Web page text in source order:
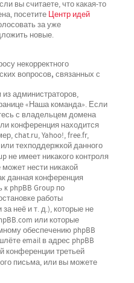
вы считаете, что какая-то
посетите Центр идей
за уже
новые.
некорректного
вопросов, связанных с
администраторов,
«Наша команда». Если
с владельцем домена
конференция находится
chat.ru, Yahoo!, free.fr,
техподдержкой данного
не имеет никакого контроля
нести никакой
данная конференция
phpBB Group по
работы
неё и т. д.), которые не
или которые
обеспечению phpBB
email в адрес phpBB
конференциитретьей
письма, или вы можете